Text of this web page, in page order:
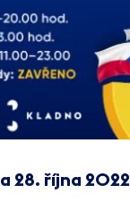
28. října 2022